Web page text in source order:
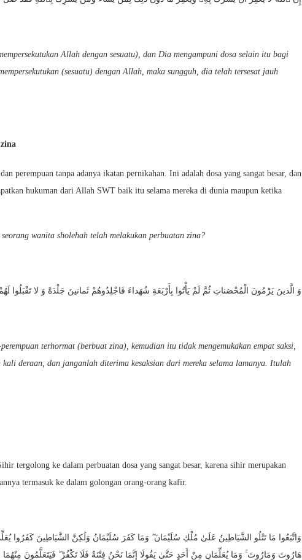
Allah dengan sesuatu), dan Dia mengampuni dosa selain itu bagi
(sesuatu) dengan Allah, maka sungguh, dia telah tersesat jauh
perempuan tanpa adanya ikatan pernikahan. Ini adalah dosa yang sangat besar, dan
hukuman dari Allah SWT baik itu selama mereka di dunia maupun ketika
wanita sholehah telah melakukan perbuatan zina?
وَ الَّذينَ يَرْمُونَ الْمُحْصَناتِ ثُمَّ لَمْ يَأْتُوا بِأَرْبَعَةِ شُهَداءَ فَاجْلِدُوهُمْ ثَمانينَ جَلْدَةً وَ لا تَقْبَلُوا
terhormat (berbuat zina), kemudian itu tidak mengemukakan empat saksi,
dera­an, dan janganlah diterima ke­saksian dari mereka selama ­lamanya. Itulah
tergolong ke dalam perbuatan dosa yang sangat besar, karena sihir merupakan
termasuk ke dalam golongan orang-orang kafir.
وَاتَّبَعُوا مَا تَتْلُو الشَّيَاطِينُ عَلَىٰ مُلْكِ سُلَيْمَانَ ۖ وَمَا كَفَرَ سُلَيْمَانُ وَلَٰكِنَّ الشَّيَاطِينَ كَفَرُوا
هَارُوتَ وَمَارُوتَ ۚ وَمَا يُعَلِّمَانِ مِنْ أَحَدٍ حَتَّىٰ يَقُولَا إِنَّمَا نَحْنُ فِتْنَةٌ فَلَا تَكْفُرْ ۖ فَيَتَعَلَّمُونَ